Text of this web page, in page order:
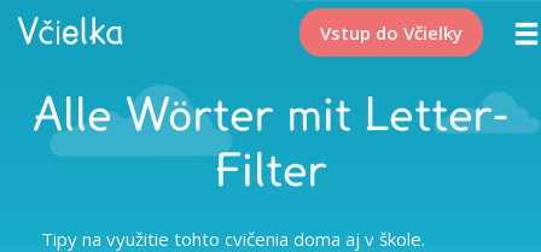
Vstup do Včielky
Alle Wörter mit Letter-
Filter
Tipy na využitie tohto cvičenia doma aj v škole.